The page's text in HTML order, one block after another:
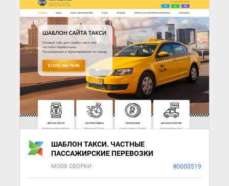
ШАБЛОН ТАКСИ. ЧАСТНЫЕ
ПАССАЖИРСКИЕ ПЕРЕВОЗКИ
MODX СБОРКИ #0000519